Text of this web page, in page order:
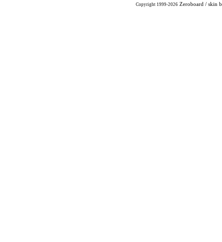
Copyright 1999-2026 Zeroboard / skin